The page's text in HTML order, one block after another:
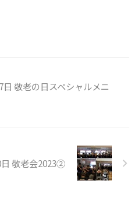
日 敬老の日スペシャルメニ
敬老会2023②